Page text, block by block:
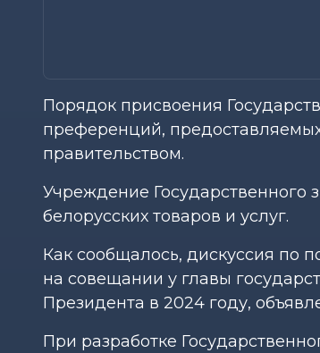
Порядок присвоения
преференций,
правительством.
Учреждение Государственного
белорусских товаров и услуг.
Как сообщалось, дискуссия по
на совещании у главы
Президента в 2024 году,
При разработке